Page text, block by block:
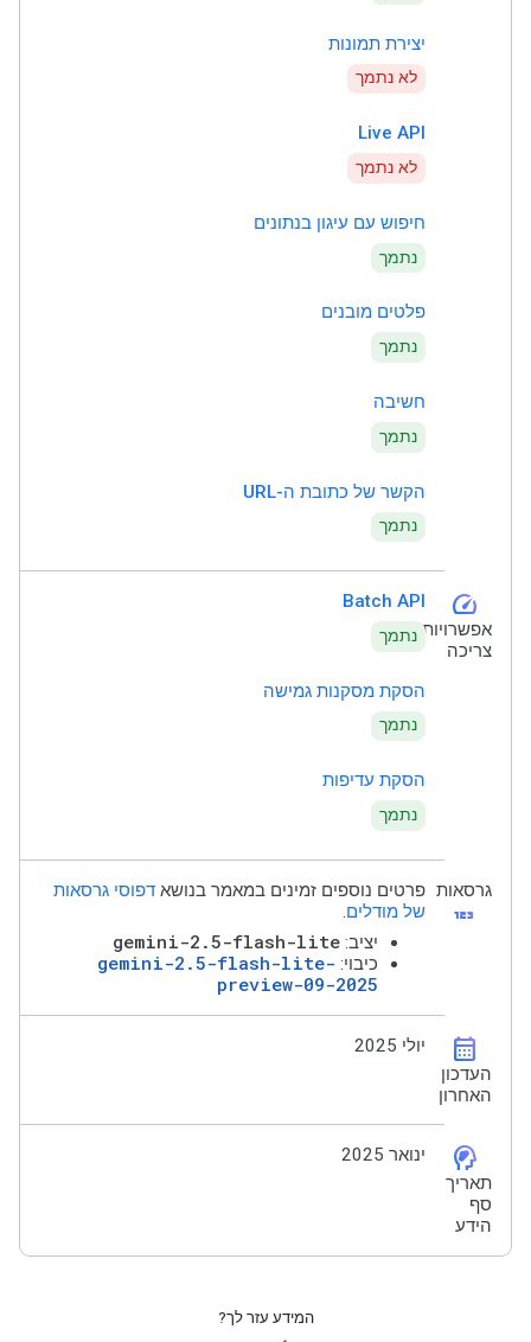
יצירת תמונות
לא נתמך
Live API
לא נתמך
חיפוש עם עיגון בנתונים
נתמך
פלטים מובנים
נתמך
חשיבה
נתמך
הקשר של כתובת ה-URL
נתמך
speed
אפשרויות
צריכה
Batch API
נתמך
הסקת מסקנות גמישה
נתמך
הסקת עדיפות
נתמך
גרסאות
123
פרטים נוספים זמינים במאמר בנושא דפוסי גרסאות
של מודלים.
יציב: gemini-2.5-flash-lite
כיבוי: gemini-2.5-flash-lite-
preview-09-2025
calendar_month
העדכון
האחרון
יולי 2025
cognition_2
תאריך
סף
הידע
ינואר 2025
המידע עזר לך?